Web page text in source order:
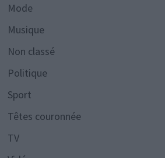
Mode
Musique
Non classé
Politique
Sport
Têtes couronnée
TV